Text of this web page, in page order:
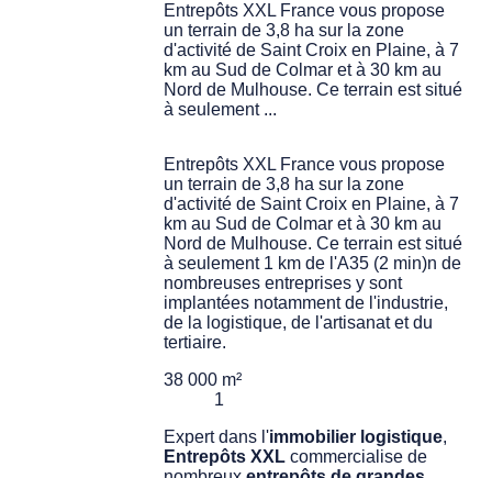
Entrepôts XXL France vous propose
un terrain de 3,8 ha sur la zone
d'activité de Saint Croix en Plaine, à 7
km au Sud de Colmar et à 30 km au
Nord de Mulhouse. Ce terrain est situé
à seulement ...
Entrepôts XXL France vous propose
un terrain de 3,8 ha sur la zone
d'activité de Saint Croix en Plaine, à 7
km au Sud de Colmar et à 30 km au
Nord de Mulhouse. Ce terrain est situé
à seulement 1 km de l'A35 (2 min)n de
nombreuses entreprises y sont
implantées notamment de l'industrie,
de la logistique, de l'artisanat et du
tertiaire.
38 000 m²
1
Expert dans l'immobilier logistique,
Entrepôts XXL commercialise de